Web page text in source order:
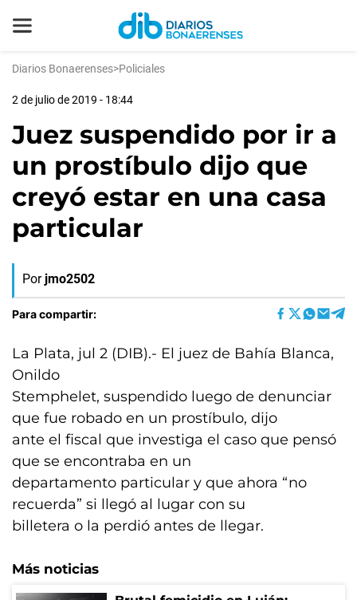
Diarios Bonaerenses>Policiales
2 de julio de 2019 - 18:44
Juez suspendido por ir a
un prostíbulo dijo que
creyó estar en una casa
particular
Por jmo2502
Para compartir:
La Plata, jul 2 (DIB).- El juez de Bahía Blanca,
Onildo
Stemphelet, suspendido luego de denunciar
que fue robado en un prostíbulo, dijo
ante el fiscal que investiga el caso que pensó
que se encontraba en un
departamento particular y que ahora “no
recuerda” si llegó al lugar con su
billetera o la perdió antes de llegar.
Más noticias